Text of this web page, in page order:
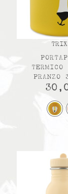
PRANZO